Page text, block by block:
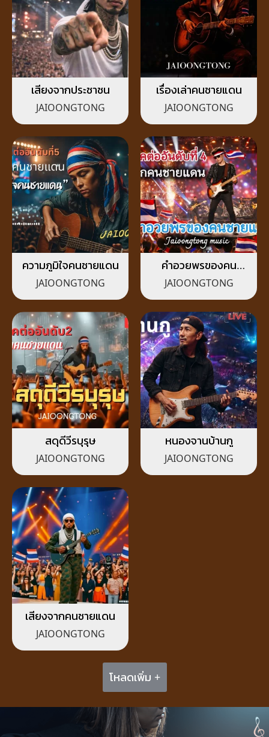
เสียงจากประชาชน
JAIOONGTONG
เรื่องเล่าคนชายแดน
JAIOONGTONG
ความภูมิใจคนชายแดน
JAIOONGTONG
คำอวยพรของคน
ชายแดน
JAIOONGTONG
สดุดีวีรบุรุษ
JAIOONGTONG
หนองจานบ้านกู
JAIOONGTONG
เสียงจากคนชายแดน
JAIOONGTONG
โหลดเพิ่ม +